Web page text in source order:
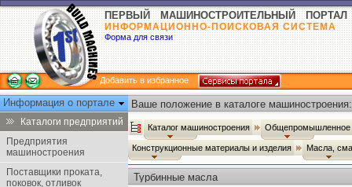
ПЕРВЫЙ МАШИНОСТРОИТЕЛЬНЫЙ ПОРТАЛ
ИНФОРМАЦИОННО-ПОИСКОВАЯ СИСТЕМА
Форма для связи
Добавить в избранное
Информация о портале
Каталоги предприятий
Предприятия
машиностроения
Поставщики проката,
поковок, отливок
Ваше положение в каталоге машиностроения:
Каталог машиностроения Общепромышленное
Конструкционные материалы и изделия Масла,
Турбинные масла